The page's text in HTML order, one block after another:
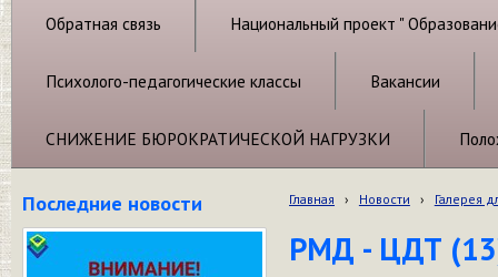
Обратная связь Национальный проект "
Психолого-педагогические классы Вакансии
СНИЖЕНИЕ БЮРОКРАТИЧЕСКОЙ НАГРУЗКИ
Последние новости Главная › Новости › Галерея
РМД - ЦДТ